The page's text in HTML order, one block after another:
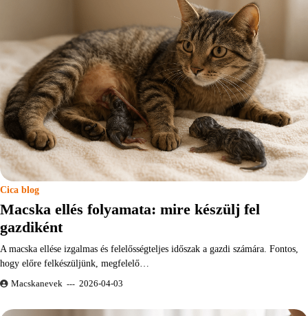
Cica blog
Macska ellés folyamata: mire készülj fel
gazdiként
A macska ellése izgalmas és felelősségteljes időszak a gazdi számára. Fontos,
hogy előre felkészüljünk, megfelelő…
Macskanevek 2026-04-03